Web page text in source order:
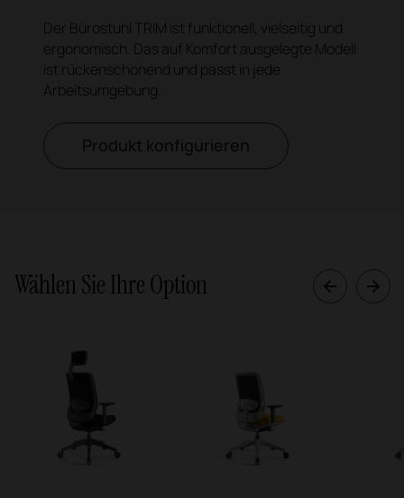
Der Bürostuhl TRIM ist funktionell, vielseitig und
ergonomisch. Das auf Komfort ausgelegte Modell
ist rückenschonend und passt in jede
Arbeitsumgebung.
Produkt konfigurieren
Wählen Sie Ihre Option